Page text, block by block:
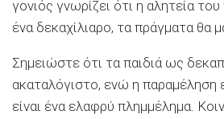
γονιός γνωρίζει ότι η αλητεία του
ένα δεκαχίλιαρο, τα πράγματα θα
Σημειώστε ότι τα παιδιά ως
ακαταλόγιστο, ενώ η παραμέληση
είναι ένα ελαφρύ πλημμέλημα.